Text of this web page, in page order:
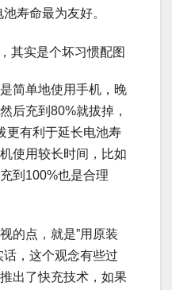
寿命最为友好。
简单地使用手机，晚
后充到80%就拔掉，
更有利于延长电池寿
使用较长时间，比如
到100%也是合理
的点，就是”用原装
话，这个观念有些过
出了快充技术，如果